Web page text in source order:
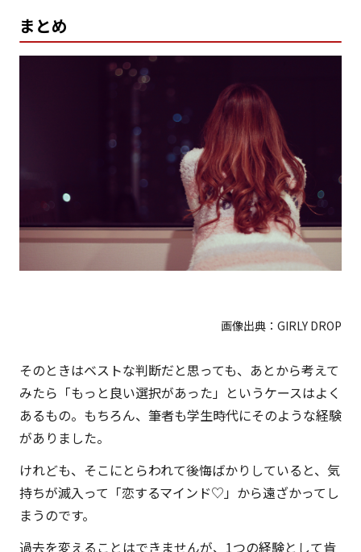
まとめ
画像出典： GIRLY DROP
そのときはベストな判断だと思っても、あとから考えて
みたら「もっと良い選択があった」というケースはよく
あるもの。もちろん、筆者も学生時代にそのような経験
がありました。
けれども、そこにとらわれて後悔ばかりしていると、気
持ちが滅入って「恋するマインド♡」から遠ざかってし
まうのです。
過去を変えることはできませんが、1つの経験として肯